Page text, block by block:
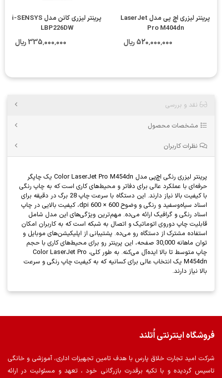
پرینتر لیزری اچ پی مدل LaserJet
Pro M404dn
520٬000٬000 ریال
پرینتر لیزری کانن مدل i-SENSYS
LBP226DW
335٬000٬000 ریال
نقد و بررسی
مشخصات محصول
نظرات کاربران
پرینتر لیزری رنگی اچ‌پی مدل Color LaserJet Pro M454dn یک چاپگر
حرفه‌ای با عملکرد عالی برای دفاتر و محیط‌های کاری است که به چاپ رنگی
با کیفیت بالا نیاز دارند. این دستگاه با سرعت چاپ 28 برگ در دقیقه برای
اسناد سیاه‌وسفید و رنگی و وضوح 600 × 600 dpi، کیفیت بالایی در چاپ
اسناد رنگی و گرافیک ارائه می‌ده. مهم‌ترین ویژگی‌های این مدل شامل
قابلیت چاپ دوروی اتوماتیک و اتصال به شبکه است که به کاربران امکان
استفاده مشترک از دستگاه رو می‌ده. پشتیبانی از اپلیکیشن‌های موبایل و
توان ماهانه 30,000 صفحه، این پرینتر رو برای محیط‌های کاری با حجم
چاپ متوسط تا بالا ایده‌آل می‌کنه. به طور کلی، Color LaserJet Pro
M454dn یک انتخاب عالی برای کسانیه که به کیفیت چاپ رنگی و سرعت
بالا نیاز دارند.
فروشگاه اینترنتی اُتلند
شرکت امید تجارت خلاق پارس با هدف تامین تجهیزات اداری، آموزشی و خانگی
تاسیس گردیده و با تکیه برقدرت بازرگانی خود ، تعهد و مسئولیت در ارائه